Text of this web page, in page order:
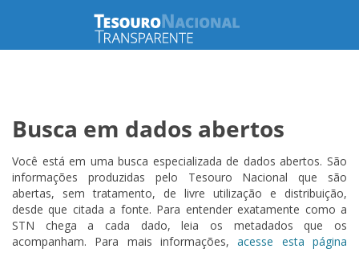
Busca em dados abertos
Você está em uma busca especializada de dados abertos. São
informações produzidas pelo Tesouro Nacional que são
abertas, sem tratamento, de livre utilização e distribuição,
desde que citada a fonte. Para entender exatamente como a
STN chega a cada dado, leia os metadados que os
acompanham. Para mais informações,acesse esta página